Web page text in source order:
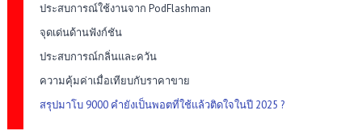
ประสบการณ์ใช้งานจาก PodFlashman
จุดเด่นด้านฟังก์ชัน
ประสบการณ์กลิ่นและควัน
ความคุ้มค่าเมื่อเทียบกับราคาขาย
สรุปมาโบ 9000 คํายังเป็นพอตที่ใช้แล้วติดใจในปี 2025 ?